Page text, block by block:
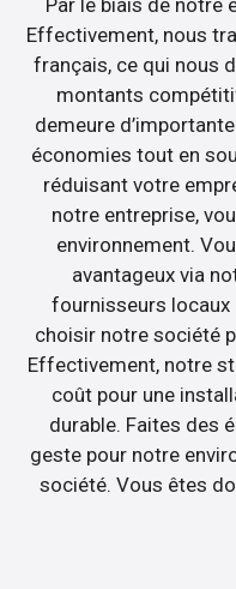
Par le biais de notre
Effectivement, nous
français, ce qui nous
montants
demeure
économies tout en
réduisant votre
notre entreprise,
environnement.
avantageux via
fournisseurs locaux
choisir notre société
Effectivement, notre
coût pour une
durable. Faites des
geste pour notre
société. Vous êtes